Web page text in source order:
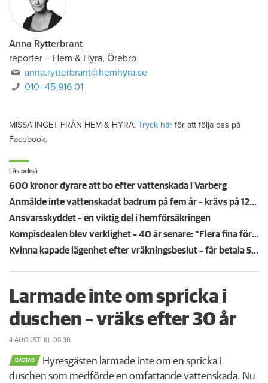
Anna Rytterbrant
reporter – Hem & Hyra, Örebro
anna.rytterbrant@hemhyra.se
010- 45 916 01
MISSA INGET FRÅN HEM & HYRA. Tryck här för att följa oss på
Facebook.
Läs också
600 kronor dyrare att bo efter vattenskada i Varberg
Anmälde inte vattenskadat badrum på fem år – krävs på 125 000 kronor
Ansvarsskyddet – en viktig del i hemförsäkringen
Kompisdealen blev verklighet – 40 år senare: "Flera fina fördelar med att dela bostad"
Kvinna kapade lägenhet efter vräkningsbeslut – får betala 50 000
Larmade inte om spricka i
duschen – vräks efter 30 år
4 AUGUSTI KL 08:30
BÅSTAD
Hyresgästen larmade inte om en spricka i
duschen som medförde en omfattande vattenskada. Nu